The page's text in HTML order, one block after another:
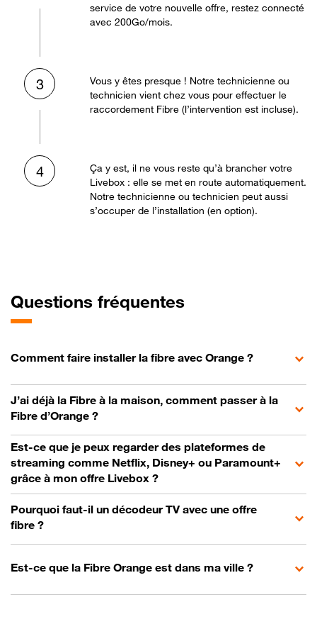
service de votre nouvelle offre, restez connecté
avec 200Go/mois.
3
Vous y êtes presque ! Notre technicienne ou
technicien vient chez vous pour effectuer le
raccordement Fibre (l’intervention est incluse).
4
Ça y est, il ne vous reste qu’à brancher votre
Livebox : elle se met en route automatiquement.
Notre technicienne ou technicien peut aussi
s’occuper de l’installation (en option).
Questions fréquentes
Comment faire installer la fibre avec Orange ?
J’ai déjà la Fibre à la maison, comment passer à la
Fibre d’Orange ?
Est-ce que je peux regarder des plateformes de
streaming comme Netflix, Disney+ ou Paramount+
grâce à mon offre Livebox ?
Pourquoi faut-il un décodeur TV avec une offre
fibre ?
Est-ce que la Fibre Orange est dans ma ville ?